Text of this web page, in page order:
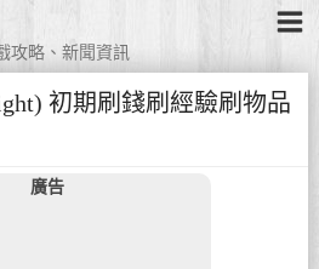
攻略、新聞資訊
初期刷錢刷經驗刷物品
廣告